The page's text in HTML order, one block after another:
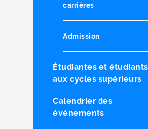
carrières
Admission
Étudiantes et étudiants
aux cycles supérieurs
Calendrier des
événements